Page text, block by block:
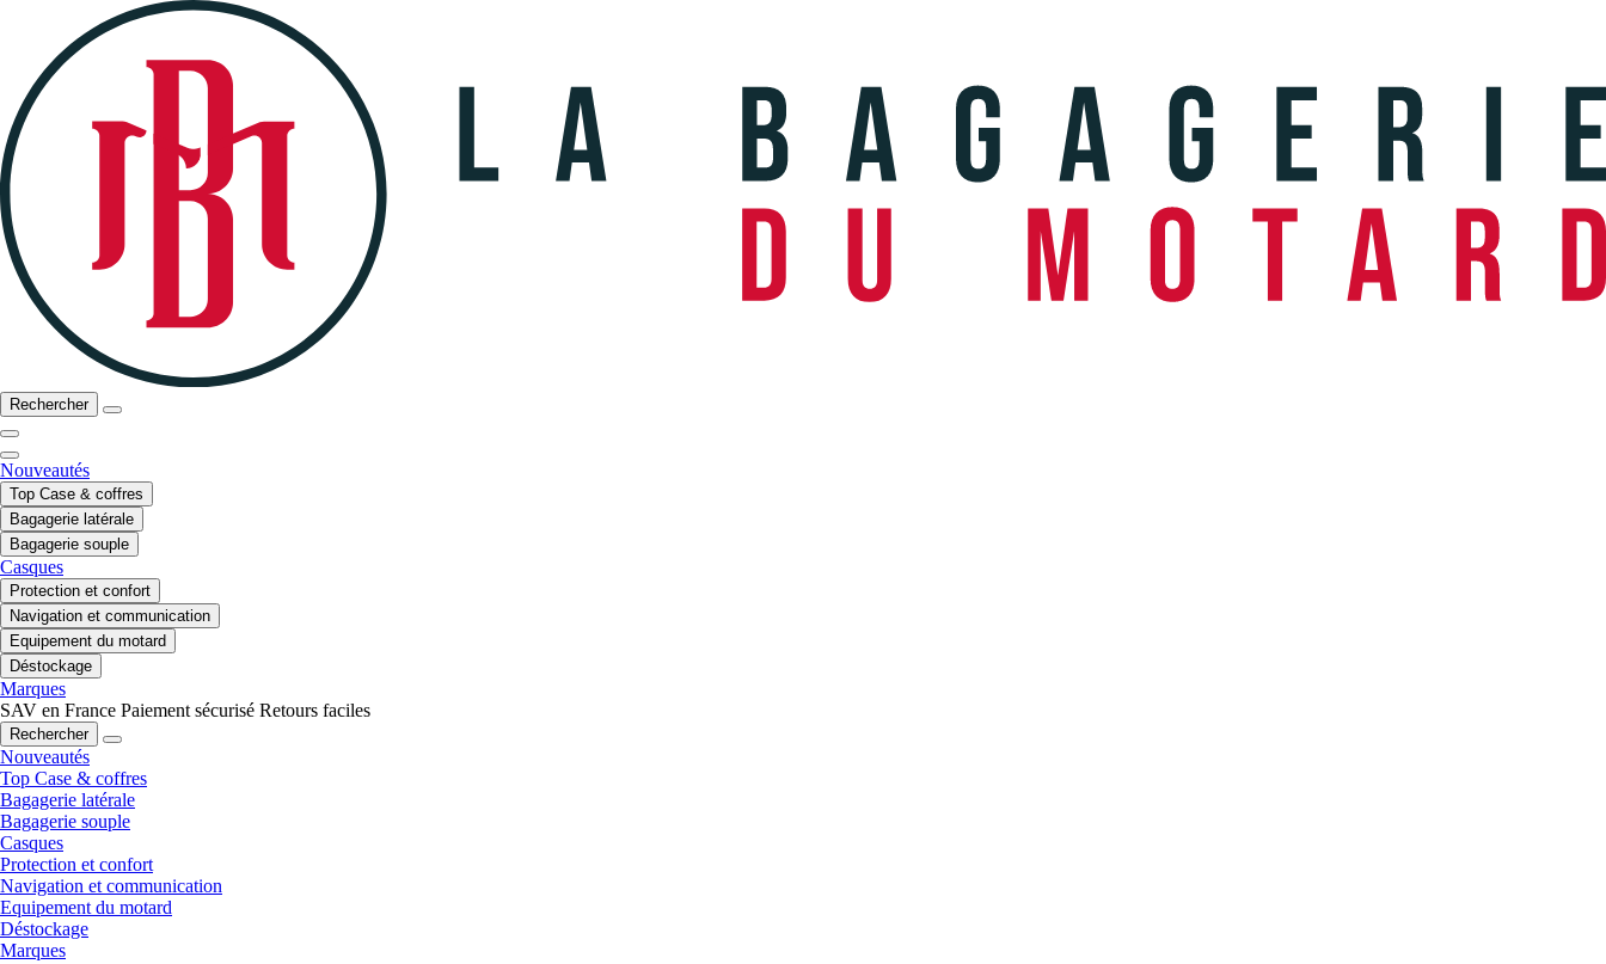
Rechercher
Nouveautés
Top Case & coffres
Bagagerie latérale
Bagagerie souple
Casques
Protection et confort
Navigation et communication
Equipement du motard
Déstockage
Marques
SAV en France Paiement sécurisé Retours faciles
Rechercher
Nouveautés
Top Case & coffres
Bagagerie latérale
Bagagerie souple
Casques
Protection et confort
Navigation et communication
Equipement du motard
Déstockage
Marques